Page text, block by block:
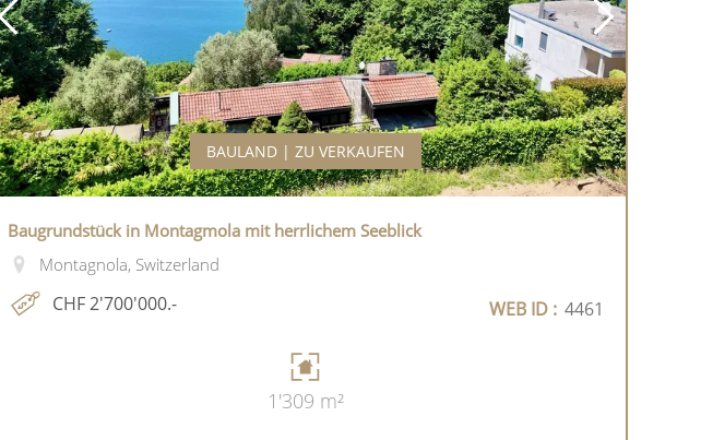
BAULAND | ZU VERKAUFEN
Baugrundstück in Montagmola mit herrlichem Seeblick
Montagnola, Switzerland
CHF 2'700'000.- WEB ID : 4461
1'309 m²